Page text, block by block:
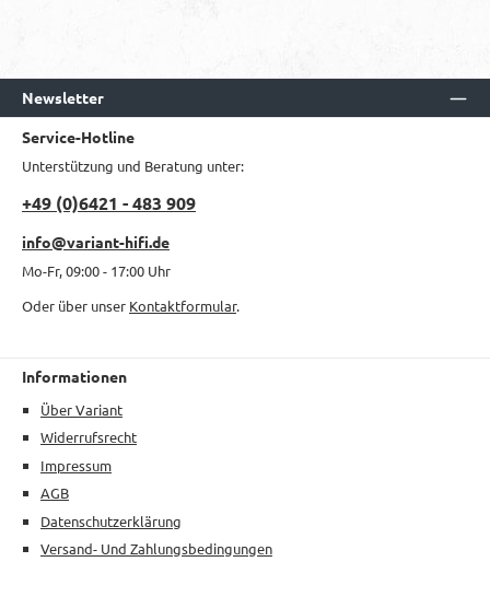
Newsletter
Service-Hotline
Unterstützung und Beratung unter:
+49 (0)6421 - 483 909
info@variant-hifi.de
Mo-Fr, 09:00 - 17:00 Uhr
Oder über unser Kontaktformular.
Informationen
Über Variant
Widerrufsrecht
Impressum
AGB
Datenschutzerklärung
Versand- Und Zahlungsbedingungen